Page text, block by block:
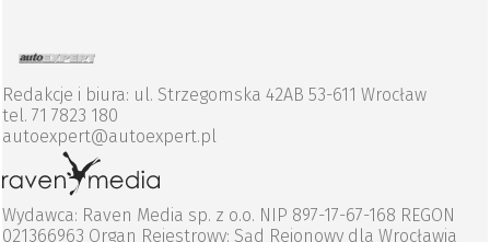
Redakcje i biura: ul. Strzegomska 42AB 53-611 Wrocław
tel. 71 7823 180
autoexpert@autoexpert.pl
Wydawca: Raven Media sp. z o.o. NIP 897-17-67-168 REGON
021366963 Organ Rejestrowy: Sąd Rejonowy dla Wrocławia